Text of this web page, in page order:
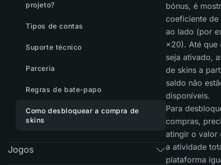
projeto?
Tipos de contas
Suporte técnico
Parceria
Regras de bate-papo
Como desbloquear a compra de
skins
Jogos
bónus, é
coeficiente de
ao lado (por
×20). Até que
seja ativado,
de skins a
saldo não
disponíveis.
Para
compras,
atingir o
a atividade
plataforma